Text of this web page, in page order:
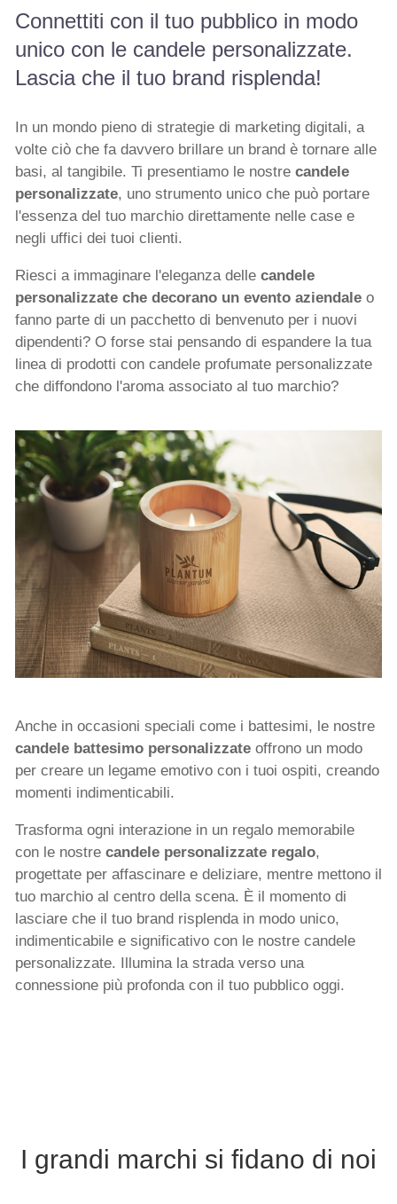
Connettiti con il tuo pubblico in modo
unico con le candele personalizzate.
Lascia che il tuo brand risplenda!
In un mondo pieno di strategie di marketing digitali, a
volte ciò che fa davvero brillare un brand è tornare alle
basi, al tangibile. Ti presentiamo le nostre candele
personalizzate, uno strumento unico che può portare
l'essenza del tuo marchio direttamente nelle case e
negli uffici dei tuoi clienti.
Riesci a immaginare l'eleganza delle candele
personalizzate che decorano un evento aziendaleo
fanno parte di un pacchetto di benvenuto per i nuovi
dipendenti? O forse stai pensando di espandere la tua
linea di prodotti con candele profumate personalizzate
che diffondono l'aroma associato al tuo marchio?
Anche in occasioni speciali come i battesimi, le nostre
candele battesimo personalizzateoffrono un modo
per creare un legame emotivo con i tuoi ospiti, creando
momenti indimenticabili.
Trasforma ogni interazione in un regalo memorabile
con le nostre candele personalizzate regalo,
progettate per affascinare e deliziare, mentre mettono il
tuo marchio al centro della scena. È il momento di
lasciare che il tuo brand risplenda in modo unico,
indimenticabile e significativo con le nostre candele
personalizzate. Illumina la strada verso una
connessione più profonda con il tuo pubblico oggi.
I grandi marchi si fidano di noi